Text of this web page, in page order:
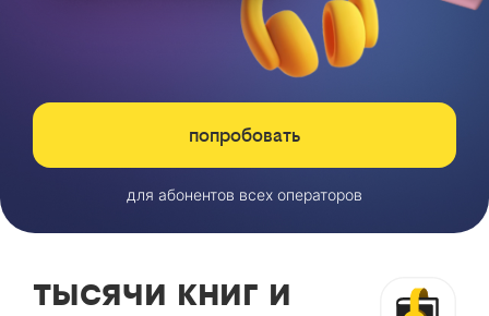
попробовать
для абонентов всех операторов
тысячи книг и